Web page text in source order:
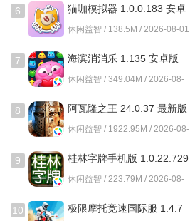
6
猫咖模拟器 1.0.0.183 安卓
版
休闲益智 / 138.5M / 2026-08-01
7 海滨消消乐 1.135 安卓版
休闲益智 / 349.04M / 2026-08-
8 阿瓦隆之王 24.0.37 最新版
休闲益智 / 1922.95M / 2026-08-
9
桂林字牌手机版 1.0.22.729
最新版
休闲益智 / 223.79M / 2026-08-
10
极限摩托竞速国际服 1.4.7